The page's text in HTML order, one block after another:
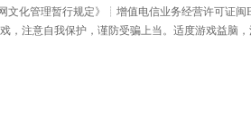
文化管理暂行规定》
┊ 增值电信业务经营许可证闽
，注意自我保护，谨防受骗上当。适度游戏益脑